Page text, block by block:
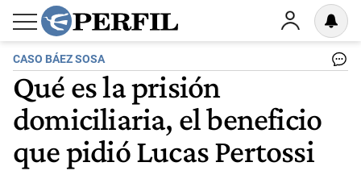
CASO BÁEZ SOSA
Qué es la prisión
domiciliaria, el beneficio
que pidió Lucas Pertossi